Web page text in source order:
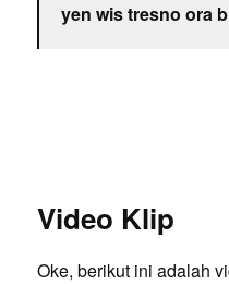
yen wis tresno ora
Video Klip
Oke, berikut ini adalah